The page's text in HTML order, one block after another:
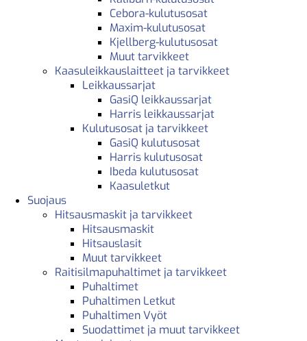
Cebora-kulutusosat
Maxim-kulutusosat
Kjellberg-kulutusosat
Muut tarvikkeet
Kaasuleikkauslaitteet ja tarvikkeet
Leikkaussarjat
GasiQ leikkaussarjat
Harris leikkaussarjat
Kulutusosat ja tarvikkeet
GasiQ kulutusosat
Harris kulutusosat
Ibeda kulutusosat
Kaasuletkut
Suojaus
Hitsausmaskit ja tarvikkeet
Hitsausmaskit
Hitsauslasit
Muut tarvikkeet
Raitisilmapuhaltimet ja tarvikkeet
Puhaltimet
Puhaltimen Letkut
Puhaltimen Vyöt
Suodattimet ja muut tarvikkeet